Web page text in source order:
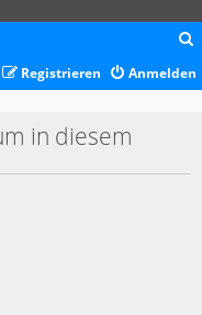
c
Anmelden
Registrieren
in diesem